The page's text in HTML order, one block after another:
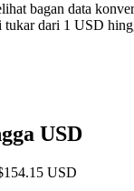
bagan data
dari 1 USD
USD
USD